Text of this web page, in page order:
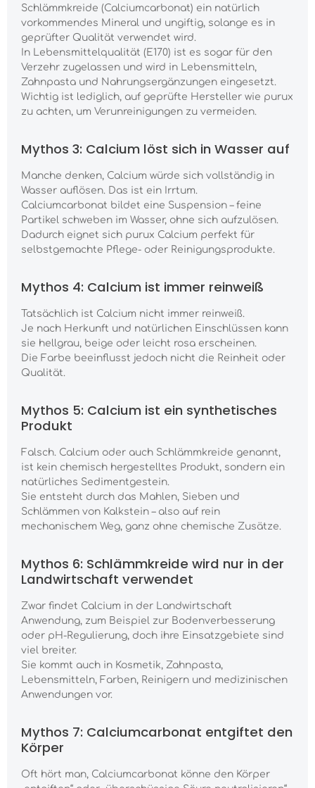
Schlämmkreide (Calciumcarbonat) ein natürlich
vorkommendes Mineral und ungiftig, solange es in
geprüfter Qualität verwendet wird.
In Lebensmittelqualität (E170) ist es sogar für den
Verzehr zugelassen und wird in Lebensmitteln,
Zahnpasta und Nahrungsergänzungen eingesetzt.
Wichtig ist lediglich, auf geprüfte Hersteller wie purux
zu achten, um Verunreinigungen zu vermeiden.
Mythos 3: Calcium löst sich in Wasser auf
Manche denken, Calcium würde sich vollständig in
Wasser auflösen. Das ist ein Irrtum.
Calciumcarbonat bildet eine Suspension – feine
Partikel schweben im Wasser, ohne sich aufzulösen.
Dadurch eignet sich purux Calcium perfekt für
selbstgemachte Pflege- oder Reinigungsprodukte.
Mythos 4: Calcium ist immer reinweiß
Tatsächlich ist Calcium nicht immer reinweiß.
Je nach Herkunft und natürlichen Einschlüssen kann
sie hellgrau, beige oder leicht rosa erscheinen.
Die Farbe beeinflusst jedoch nicht die Reinheit oder
Qualität.
Mythos 5: Calcium ist ein synthetisches
Produkt
Falsch. Calcium oder auch Schlämmkreide genannt,
ist kein chemisch hergestelltes Produkt, sondern ein
natürliches Sedimentgestein.
Sie entsteht durch das Mahlen, Sieben und
Schlämmen von Kalkstein – also auf rein
mechanischem Weg, ganz ohne chemische Zusätze.
Mythos 6: Schlämmkreide wird nur in der
Landwirtschaft verwendet
Zwar findet Calcium in der Landwirtschaft
Anwendung, zum Beispiel zur Bodenverbesserung
oder pH-Regulierung, doch ihre Einsatzgebiete sind
viel breiter.
Sie kommt auch in Kosmetik, Zahnpasta,
Lebensmitteln, Farben, Reinigern und medizinischen
Anwendungen vor.
Mythos 7: Calciumcarbonat entgiftet den
Körper
Oft hört man, Calciumcarbonat könne den Körper